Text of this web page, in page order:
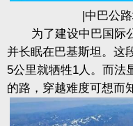
|中巴公
为了建设中巴国际公
并长眠在巴基斯坦。这
5公里就牺牲1人。而法
的路，穿越难度可想而